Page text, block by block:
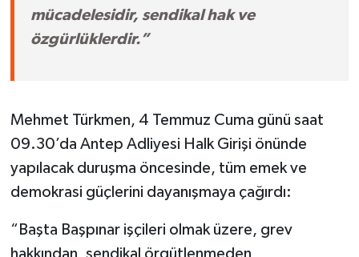
mücadelesidir, sendikal hak ve
özgürlüklerdir.”
Mehmet Türkmen, 4 Temmuz Cuma günü saat
09.30’da Antep Adliyesi Halk Girişi önünde
yapılacak duruşma öncesinde, tüm emek ve
demokrasi güçlerini dayanışmaya çağırdı:
“Başta Başpınar işçileri olmak üzere, grev
hakkından, sendikal örgütlenmeden,